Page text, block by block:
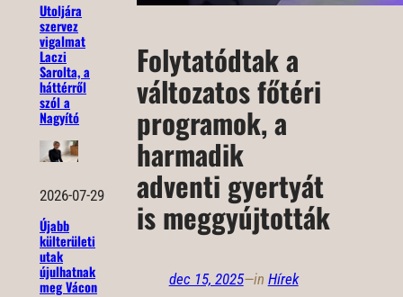
Utoljára
szervez
vigalmat
Laczi
Sarolta, a
háttérről
szól a
Nagyító
2026-07-29
Újabb
külterületi
utak
újulhatnak
meg Vácon
Folytatódtak a
változatos főtéri
programok, a
harmadik
adventi gyertyát
is meggyújtották
dec 15, 2025—in Hírek